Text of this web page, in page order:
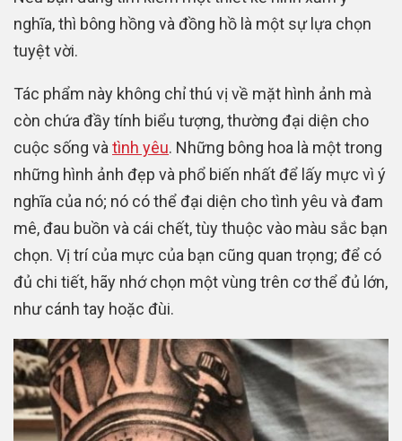
nghĩa, thì bông hồng và đồng hồ là một sự lựa chọn
tuyệt vời.
Tác phẩm này không chỉ thú vị về mặt hình ảnh mà
còn chứa đầy tính biểu tượng, thường đại diện cho
cuộc sống và tình yêu. Những bông hoa là một trong
những hình ảnh đẹp và phổ biến nhất để lấy mực vì ý
nghĩa của nó; nó có thể đại diện cho tình yêu và đam
mê, đau buồn và cái chết, tùy thuộc vào màu sắc bạn
chọn. Vị trí của mực của bạn cũng quan trọng; để có
đủ chi tiết, hãy nhớ chọn một vùng trên cơ thể đủ lớn,
như cánh tay hoặc đùi.